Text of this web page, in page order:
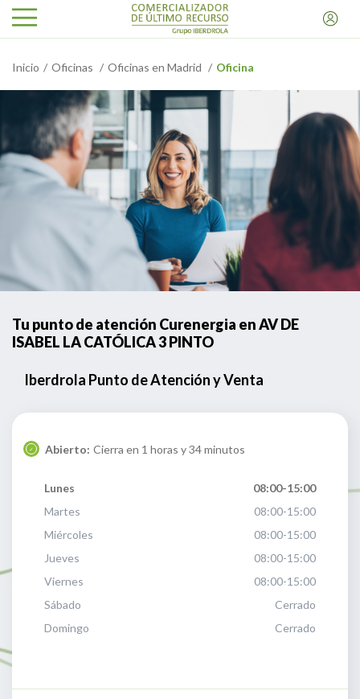
Inicio Oficinas Oficinas en Madrid Oficina
Tu punto de atención Curenergia en AV DE
ISABEL LA CATÓLICA 3 PINTO
Iberdrola Punto de Atención y Venta
Abierto: Cierra en 1 horas y 34 minutos
Lunes
08:00-15:00
Martes
08:00-15:00
Miércoles
08:00-15:00
Jueves
08:00-15:00
Viernes
08:00-15:00
Sábado
Cerrado
Domingo
Cerrado